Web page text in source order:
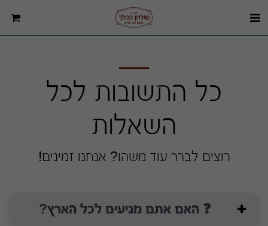
כל התשובות לכל
השאלות
רוצים לברר עוד משהו? אנחנו זמינים!
❓ האם אתם מגיעים לכל הארץ?